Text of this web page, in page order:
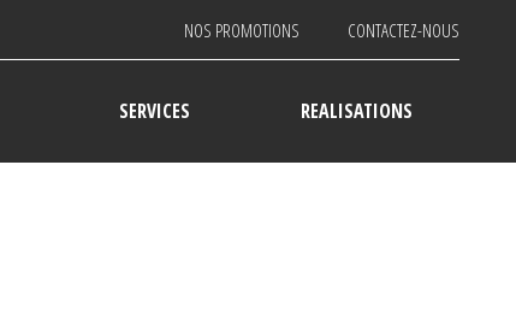
NOS PROMOTIONS CONTACTEZ-NOUS
SERVICES REALISATIONS